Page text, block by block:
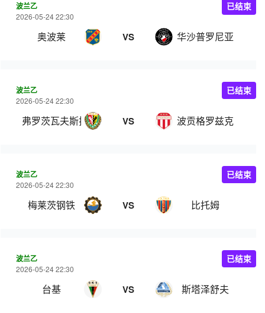
波兰乙
2026-05-24 22:30
奥波莱 VS 华沙普罗尼亚
已结束
波兰乙
2026-05-24 22:30
弗罗茨瓦夫斯拉斯克 VS 波贡格罗兹克
已结束
波兰乙
2026-05-24 22:30
梅莱茨钢铁 VS 比托姆
已结束
波兰乙
2026-05-24 22:30
台基 VS 斯塔泽舒夫
已结束